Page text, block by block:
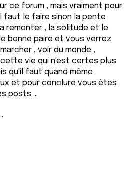
ce forum , mais vraiment pour
faut le faire sinon la pente
remonter , la solitude et le
bonne paire et vous verrez
, voir du monde ,
vie qui n'est certes plus
qu'il faut quand même
et pour conclure vous êtes
posts ...